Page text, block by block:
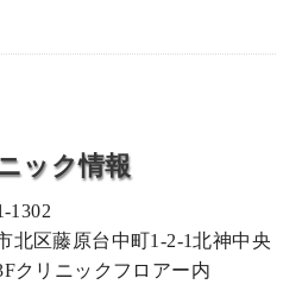
ック情報
1302
北区藤原台中町1-2-1北神中央
クリニックフロアー内